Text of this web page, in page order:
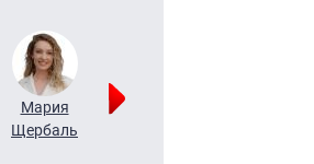
Мария
Щербаль